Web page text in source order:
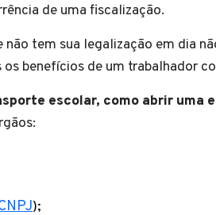
de uma fiscalização.
não tem sua legalização em dia
benefícios de um trabalhador
escolar, como abrir uma
);